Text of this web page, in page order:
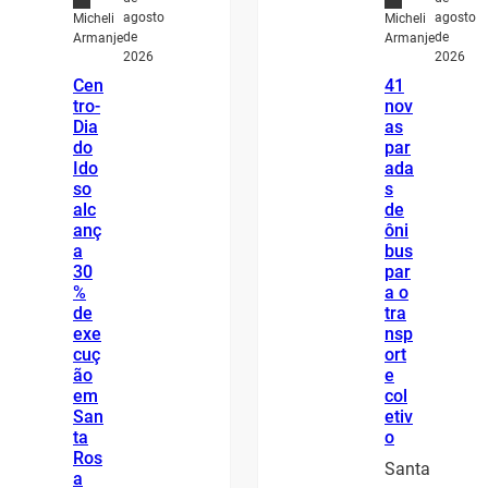
Micheli
Armanje
agosto
de
2026
Cen
tro-
Dia
do
Ido
so
alc
anç
a
30
%
de
exe
cuç
ão
em
San
ta
Ros
a
Micheli
Armanje
agosto
de
2026
41
nov
as
par
ada
s
de
ôni
bus
par
a o
tra
nsp
ort
e
col
etiv
o
Santa